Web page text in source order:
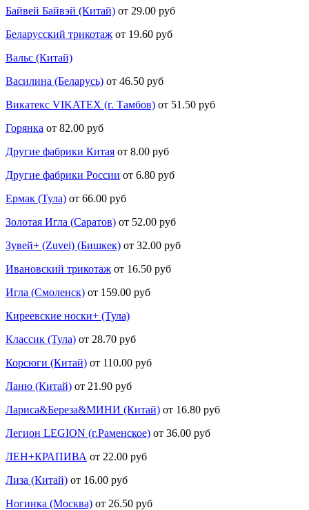
Байвей Байвэй (Китай) от 29.00 руб
Беларусский трикотаж от 19.60 руб
Вальс (Китай)
Василина (Беларусь) от 46.50 руб
Викатекс VIKATEX (г. Тамбов) от 51.50 руб
Горянка от 82.00 руб
Другие фабрики Китая от 8.00 руб
Другие фабрики России от 6.80 руб
Ермак (Тула) от 66.00 руб
Золотая Игла (Саратов) от 52.00 руб
Зувей+ (Zuvei) (Бишкек) от 32.00 руб
Ивановский трикотаж от 16.50 руб
Игла (Смоленск) от 159.00 руб
Киреевские носки+ (Тула)
Классик (Тула) от 28.70 руб
Корсюги (Китай) от 110.00 руб
Ланю (Китай) от 21.90 руб
Лариса&Береза&МИНИ (Китай) от 16.80 руб
Легион LEGION (г.Раменское) от 36.00 руб
ЛЕН+КРАПИВА от 22.00 руб
Лиза (Китай) от 16.00 руб
Ногинка (Москва) от 26.50 руб